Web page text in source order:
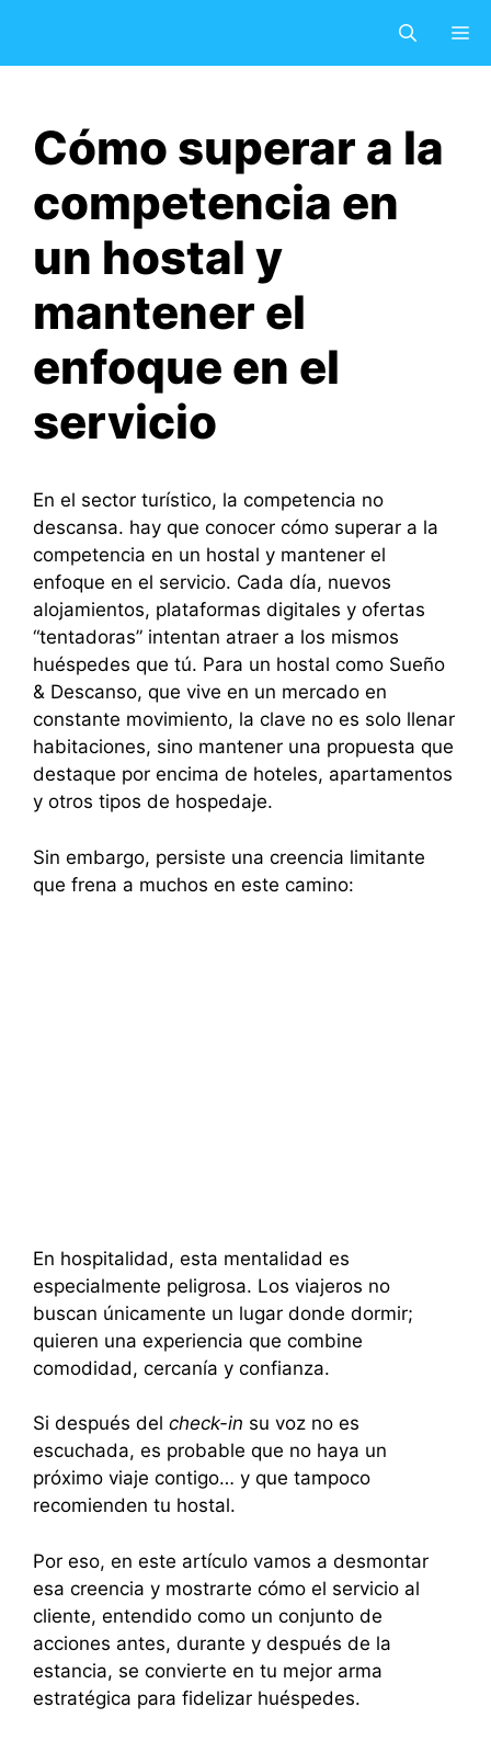
contenido
Cómo superar a la
competencia en
un hostal y
mantener el
enfoque en el
servicio
En el sector turístico, la competencia no
descansa. hay que conocer cómo superar a la
competencia en un hostal y mantener el
enfoque en el servicio. Cada día, nuevos
alojamientos, plataformas digitales y ofertas
“tentadoras” intentan atraer a los mismos
huéspedes que tú. Para un hostal como Sueño
& Descanso, que vive en un mercado en
constante movimiento, la clave no es solo llenar
habitaciones, sino mantener una propuesta que
destaque por encima de hoteles, apartamentos
y otros tipos de hospedaje.
Sin embargo, persiste una creencia limitante
que frena a muchos en este camino:
En hospitalidad, esta mentalidad es
especialmente peligrosa. Los viajeros no
buscan únicamente un lugar donde dormir;
quieren una experiencia que combine
comodidad, cercanía y confianza.
Si después del check-in su voz no es
escuchada, es probable que no haya un
próximo viaje contigo… y que tampoco
recomienden tu hostal.
Por eso, en este artículo vamos a desmontar
esa creencia y mostrarte cómo el servicio al
cliente, entendido como un conjunto de
acciones antes, durante y después de la
estancia, se convierte en tu mejor arma
estratégica para fidelizar huéspedes.